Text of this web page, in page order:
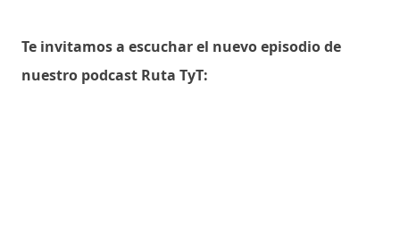
Te invitamos a escuchar el nuevo episodio de
nuestro podcast Ruta TyT: